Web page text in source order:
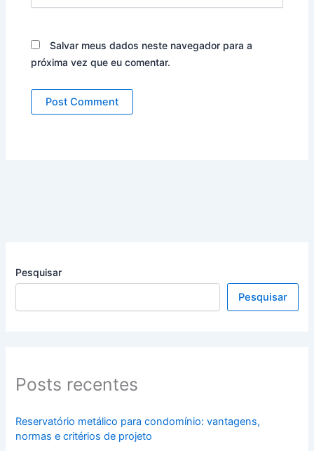
Salvar meus dados neste navegador para a
próxima vez que eu comentar.
Pesquisar
Pesquisar
Posts recentes
Reservatório metálico para condomínio: vantagens,
normas e critérios de projeto